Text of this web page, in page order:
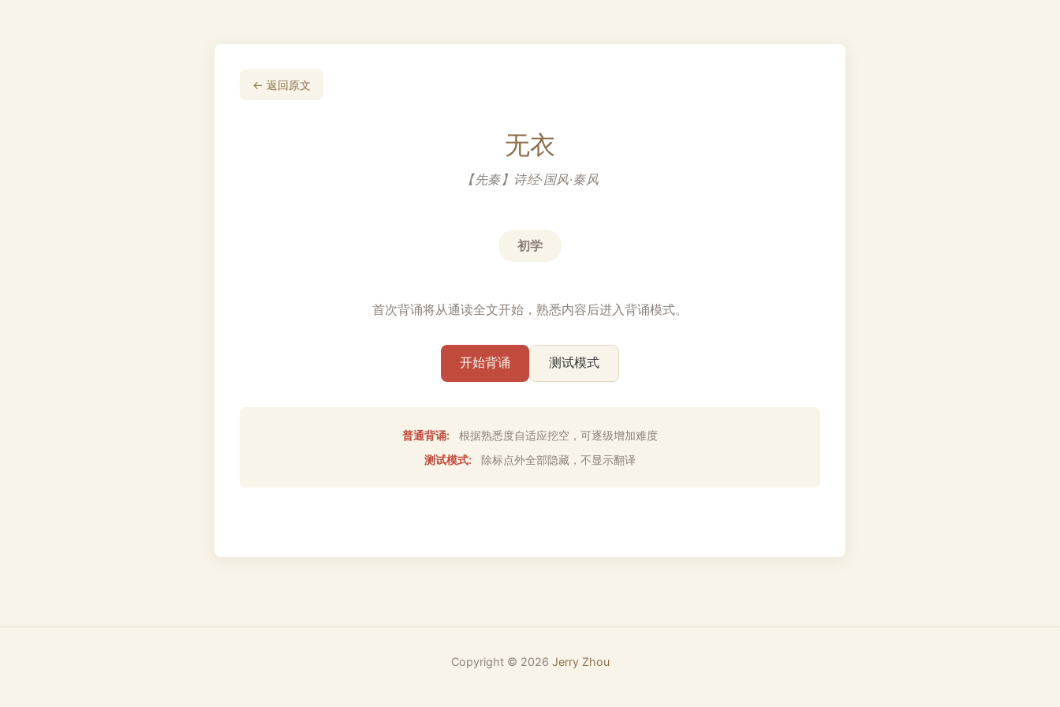
← 返回原文
无衣
【先秦】诗经·国风·秦风
初学
首次背诵将从通读全文开始，熟悉内容后进入背诵模式。
开始背诵 测试模式
普通背诵:
根据熟悉度自适应挖空，可逐级增加难度
测试模式:
除标点外全部隐藏，不显示翻译
Copyright © 2026 Jerry Zhou